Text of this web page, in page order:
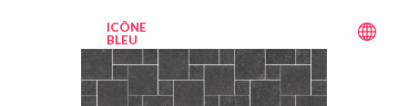
ICÔNE
BLEU